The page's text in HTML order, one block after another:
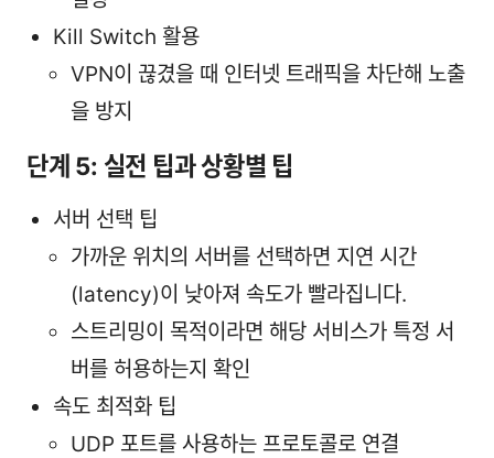
Kill Switch 활용
VPN이 끊겼을 때 인터넷 트래픽을 차단해 노출
을 방지
단계 5: 실전 팁과 상황별 팁
서버 선택 팁
가까운 위치의 서버를 선택하면 지연 시간
(latency)이 낮아져 속도가 빨라집니다.
스트리밍이 목적이라면 해당 서비스가 특정 서
버를 허용하는지 확인
속도 최적화 팁
UDP 포트를 사용하는 프로토콜로 연결